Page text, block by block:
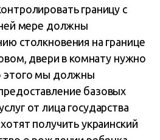
границу с
мере должны
столкновения на границе
двери в комнату нужно
этого мы должны
базовых
от лица государства
получить украинский